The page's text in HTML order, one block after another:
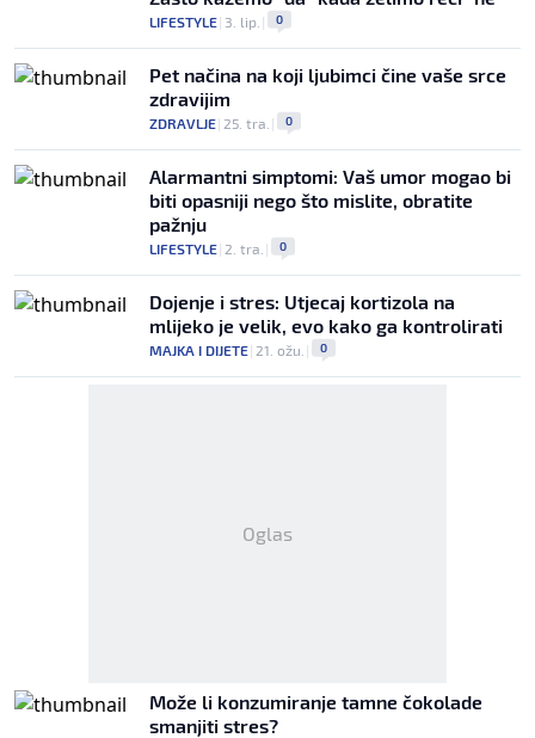
LIFESTYLE| 3. lip. | 0
Pet načina na koji ljubimci čine vaše srce
zdravijim
ZDRAVLJE| 25. tra. | 0
Alarmantni simptomi: Vaš umor mogao bi
biti opasniji nego što mislite, obratite
pažnju
LIFESTYLE| 2. tra. | 0
Dojenje i stres: Utjecaj kortizola na
mlijeko je velik, evo kako ga kontrolirati
MAJKA I DIJETE| 21. ožu. | 0
Oglas
Može li konzumiranje tamne čokolade
smanjiti stres?